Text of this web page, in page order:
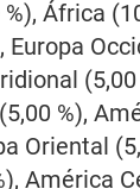
África
Europa
(5,00
%),
Oriental
América